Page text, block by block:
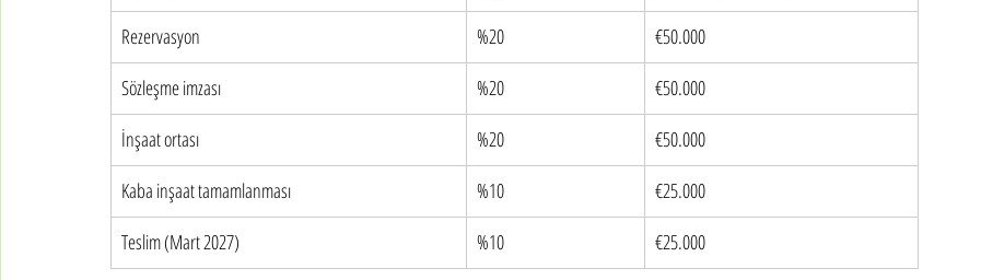
Rezervasyon
%20
€50.000
Sözleşme imzası
%20
€50.000
İnşaat ortası
%20
€50.000
Kaba inşaat tamamlanması
%10
€25.000
Teslim (Mart 2027)
%10 €25.000